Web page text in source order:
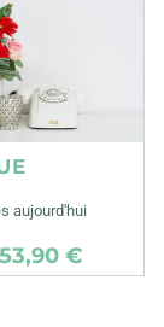
aujourd'hui
53,90 €